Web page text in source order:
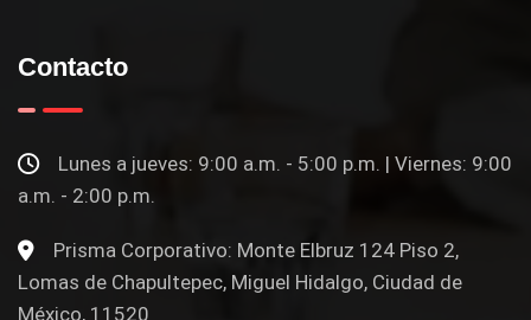
Contacto
Lunes a jueves: 9:00 a.m. - 5:00 p.m. | Viernes: 9:00
a.m. - 2:00 p.m.
Prisma Corporativo: Monte Elbruz 124 Piso 2,
Lomas de Chapultepec, Miguel Hidalgo, Ciudad de
México, 11520